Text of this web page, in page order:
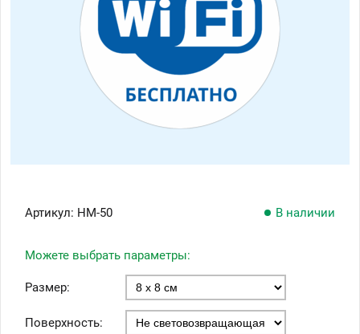
Артикул: НМ-50 В наличии
Можете выбрать параметры:
Размер:
Поверхность: